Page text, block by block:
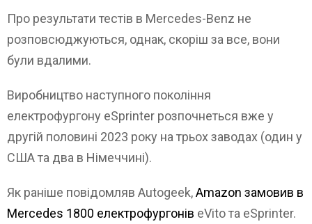
Про результати тестів в Mercedes-Benz не
розповсюджуються, однак, скоріш за все, вони
були вдалими.
Виробництво наступного покоління
електрофургону eSprinter розпочнеться вже у
другій половині 2023 року на трьох заводах (один у
США та два в Німеччині).
Як раніше повідомляв Autogeek,Amazon замовив в
Mercedes 1800 електрофургонів eVito та eSprinter.